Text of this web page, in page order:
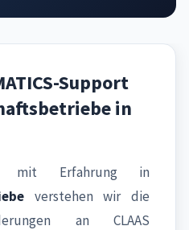
Support
in
mit Erfahrung in
verstehen wir die
an CLAAS